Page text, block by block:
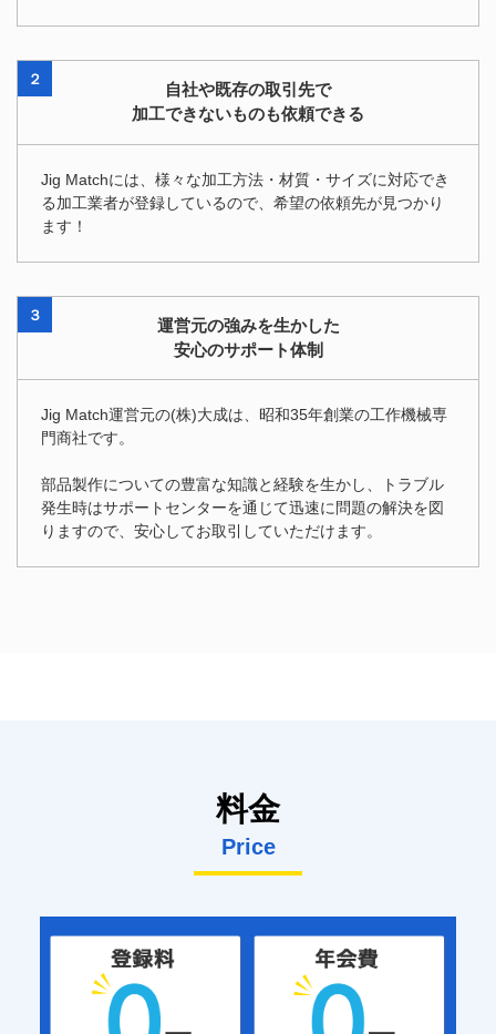
２
自社や既存の取引先で
加工できないものも依頼できる
Jig Matchには、様々な加工方法・材質・サイズに対応でき
る加工業者が登録しているので、希望の依頼先が見つかり
ます！
３
運営元の強みを生かした
安心のサポート体制
Jig Match運営元の(株)大成は、昭和35年創業の工作機械専
門商社です。
部品製作についての豊富な知識と経験を生かし、トラブル
発生時はサポートセンターを通じて迅速に問題の解決を図
りますので、安心してお取引していただけます。
料金
Price